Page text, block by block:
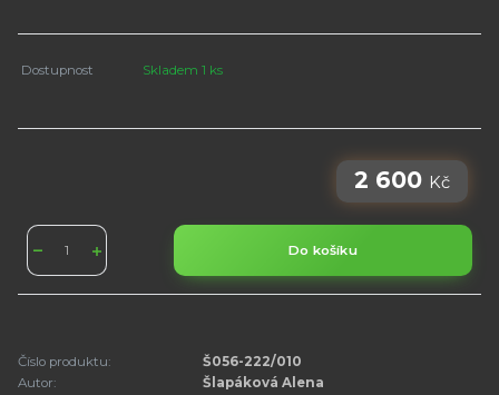
Dostupnost Skladem 1 ks
2 600 Kč
Do košíku
Číslo produktu:
Š056-222/010
Autor:
Šlapáková Alena